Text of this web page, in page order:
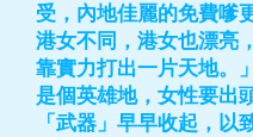
受，內地佳麗的免費嗲
港女不同，港女也漂亮
靠實力打出一片天地。
是個英雄地，女性要出
「武器」早早收起，以